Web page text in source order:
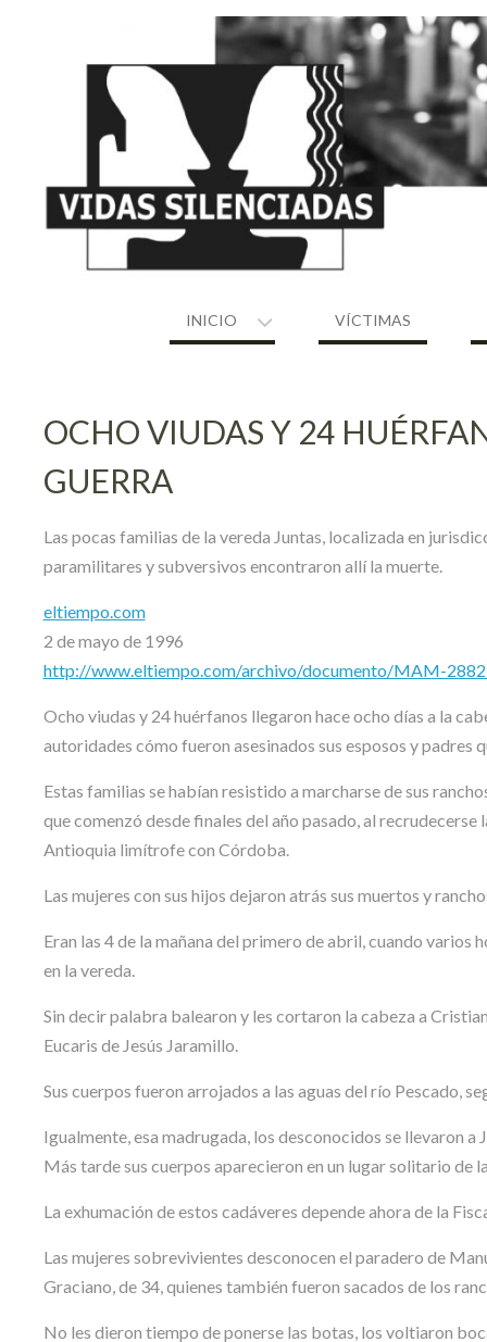
INICIO VÍCTIMAS
OCHO VIUDAS Y 24
GUERRA
Las pocas familias de la vereda Juntas, localizada en
paramilitares y subversivos encontraron allí la muerte.
eltiempo.com
2 de mayo de 1996
http://www.eltiempo.com/archivo/documento/MAM-
Ocho viudas y 24 huérfanos llegaron hace ocho días a la
autoridades cómo fueron asesinados sus esposos y padres
Estas familias se habían resistido a marcharse de sus
que comenzó desde finales del año pasado, al
Antioquia limítrofe con Córdoba.
Las mujeres con sus hijos dejaron atrás sus muertos y
Eran las 4 de la mañana del primero de abril, cuando
en la vereda.
Sin decir palabra balearon y les cortaron la cabeza a
Eucaris de Jesús Jaramillo.
Sus cuerpos fueron arrojados a las aguas del río Pescado,
Igualmente, esa madrugada, los desconocidos se llevaron
Más tarde sus cuerpos aparecieron en un lugar solitario de
La exhumación de estos cadáveres depende ahora de la
Las mujeres sobrevivientes desconocen el paradero de
Graciano, de 34, quienes también fueron sacados de los
No les dieron tiempo de ponerse las botas, los voltiaron